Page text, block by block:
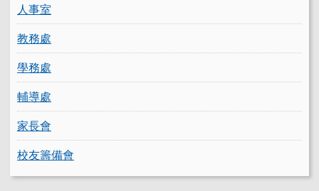
人事室
教務處
學務處
輔導處
家長會
校友籌備會